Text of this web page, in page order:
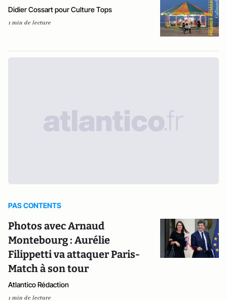
Didier Cossart pour Culture Tops
1 min de lecture
PAS CONTENTS
Photos avec Arnaud
Montebourg : Aurélie
Filippetti va attaquer Paris-
Match à son tour
Atlantico Rédaction
1 min de lecture